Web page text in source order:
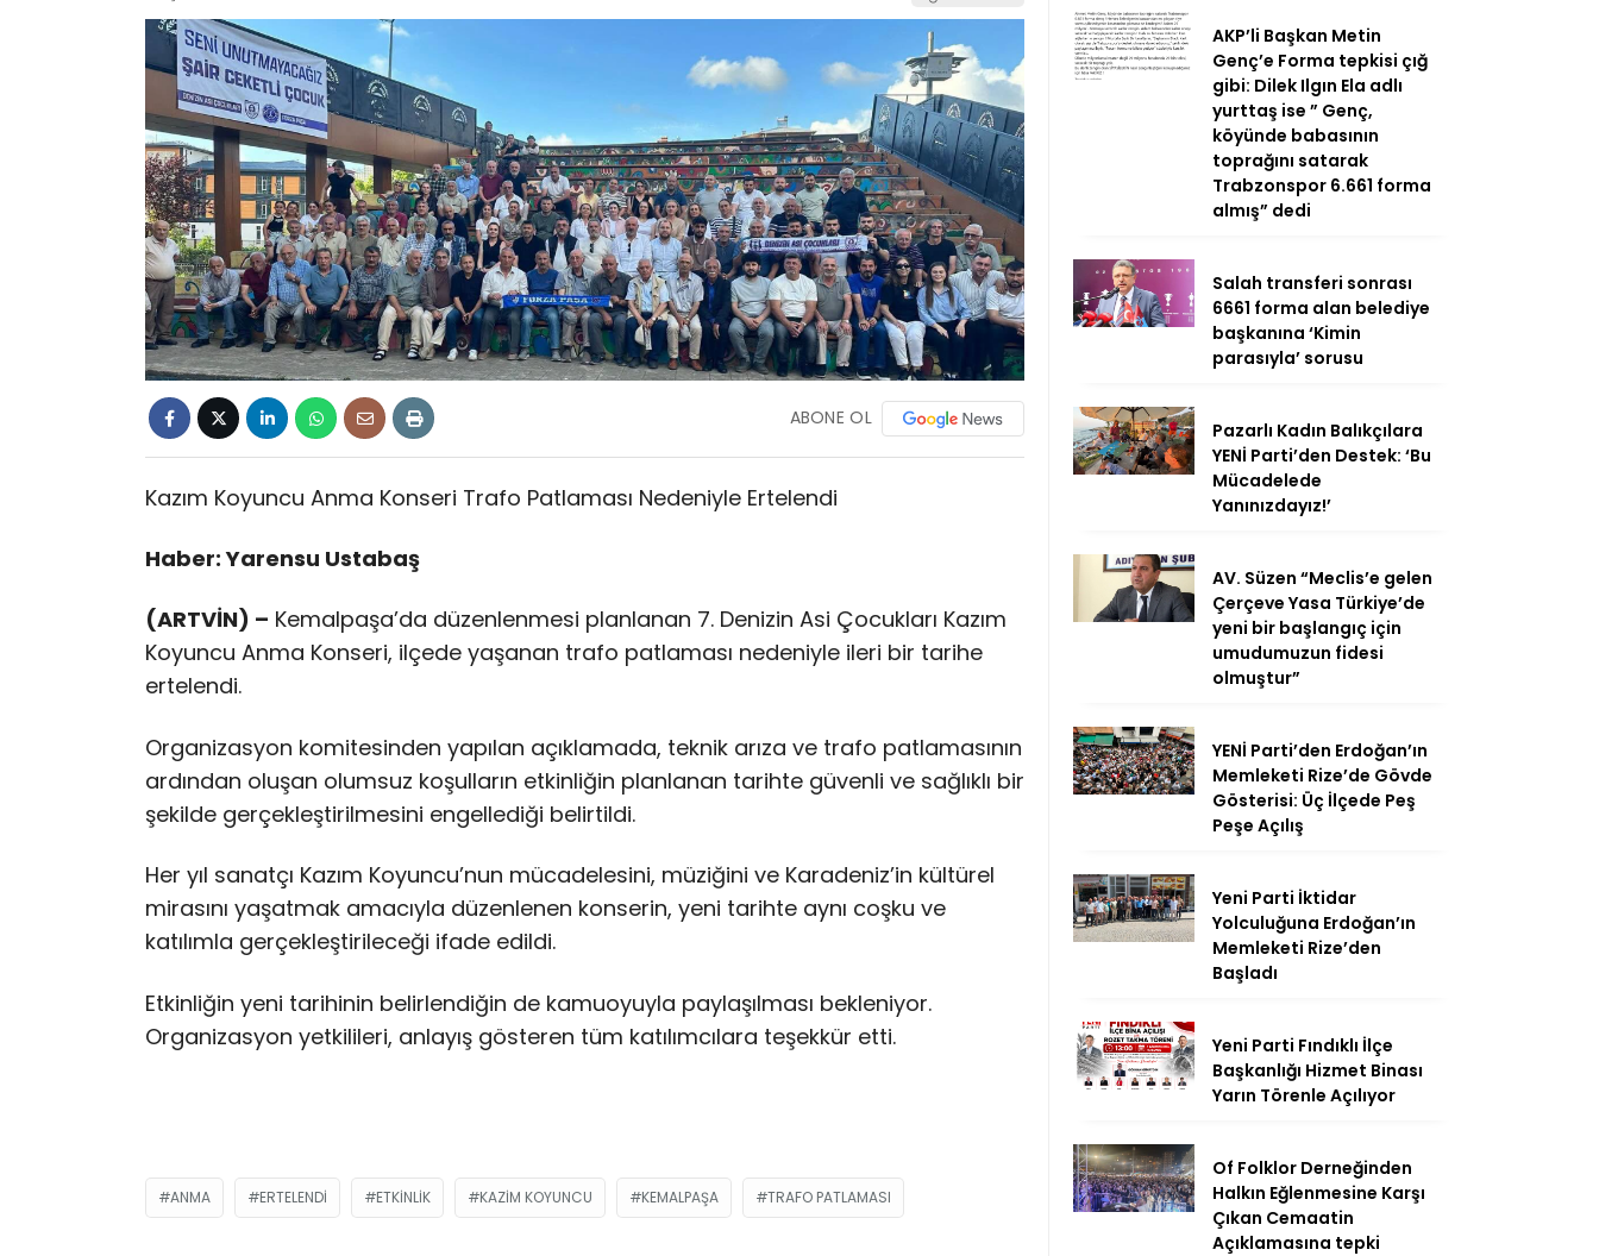
ABONE OL
Kazım Koyuncu Anma Konseri Trafo Patlaması Nedeniyle Ertelendi
Haber: Yarensu Ustabaş
(ARTVİN) – Kemalpaşa’da düzenlenmesi planlanan 7. Denizin Asi Çocukları Kazım
Koyuncu Anma Konseri, ilçede yaşanan trafo patlaması nedeniyle ileri bir tarihe
ertelendi.
Organizasyon komitesinden yapılan açıklamada, teknik arıza ve trafo patlamasının
ardından oluşan olumsuz koşulların etkinliğin planlanan tarihte güvenli ve sağlıklı bir
şekilde gerçekleştirilmesini engellediği belirtildi.
Her yıl sanatçı Kazım Koyuncu’nun mücadelesini, müziğini ve Karadeniz’in kültürel
mirasını yaşatmak amacıyla düzenlenen konserin, yeni tarihte aynı coşku ve
katılımla gerçekleştirileceği ifade edildi.
Etkinliğin yeni tarihinin belirlendiğin de kamuoyuyla paylaşılması bekleniyor.
Organizasyon yetkilileri, anlayış gösteren tüm katılımcılara teşekkür etti.
ANMA ERTELENDI ETKINLIK KAZIM KOYUNCU KEMALPAŞA TRAFO PATLAMASI
AKP’li Başkan Metin
Genç’e Forma tepkisi çığ
gibi: Dilek Ilgın Ela adlı
yurttaş ise ” Genç,
köyünde babasının
toprağını satarak
Trabzonspor 6.661 forma
almış” dedi
Salah transferi sonrası
6661 forma alan belediye
başkanına ‘Kimin
parasıyla’ sorusu
Pazarlı Kadın Balıkçılara
YENİ Parti’den Destek: ‘Bu
Mücadelede
Yanınızdayız!’
AV. Süzen “Meclis’e gelen
Çerçeve Yasa Türkiye’de
yeni bir başlangıç için
umudumuzun fidesi
olmuştur”
YENİ Parti’den Erdoğan’ın
Memleketi Rize’de Gövde
Gösterisi: Üç İlçede Peş
Peşe Açılış
Yeni Parti İktidar
Yolculuğuna Erdoğan’ın
Memleketi Rize’den
Başladı
Yeni Parti Fındıklı İlçe
Başkanlığı Hizmet Binası
Yarın Törenle Açılıyor
Of Folklor Derneğinden
Halkın Eğlenmesine Karşı
Çıkan Cemaatin
Açıklamasına tepki